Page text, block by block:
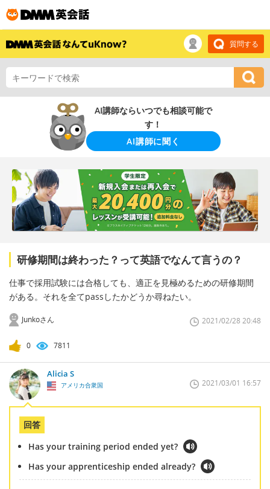
質問する
AI講師ならいつでも相談可能で
す！
AI講師に聞く
研修期間は終わった？って英語でなんて言うの？
仕事で採用試験には合格しても、適正を見極めるための研修期間
がある。それを全てpassしたかどうか尋ねたい。
Junkoさん 2021/02/28 20:48
0 7811
Alicia S
アメリカ合衆国 2021/03/01 16:57
回答
Has your training period ended yet?
Has your apprenticeship ended already?